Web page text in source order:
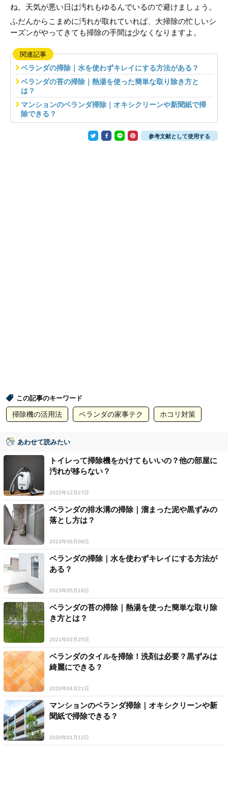
ね。天気が悪い日は汚れもゆるんでいるので避けましょう。
ふだんからこまめに汚れが取れていれば、大掃除の忙しいシ
ーズンがやってきても掃除の手間は少なくなりますよ。
関連記事
ベランダの掃除｜水を使わずキレイにする方法がある？
ベランダの苔の掃除｜熱湯を使った簡単な取り除き方と
は？
マンションのベランダ掃除｜オキシクリーンや新聞紙で掃
除できる？
参考文献として使用する
この記事のキーワード
掃除機の活用法 ベランダの家事テク ホコリ対策
あわせて読みたい
トイレって掃除機をかけてもいいの？他の部屋に
汚れが移らない？
2022年12月27日
ベランダの排水溝の掃除｜溜まった泥や黒ずみの
落とし方は？
2023年06月08日
ベランダの掃除｜水を使わずキレイにする方法が
ある？
2023年05月18日
ベランダの苔の掃除｜熱湯を使った簡単な取り除
き方とは？
2021年02月25日
ベランダのタイルを掃除！洗剤は必要？黒ずみは
綺麗にできる？
2020年04月21日
マンションのベランダ掃除｜オキシクリーンや新
聞紙で掃除できる？
2020年01月12日